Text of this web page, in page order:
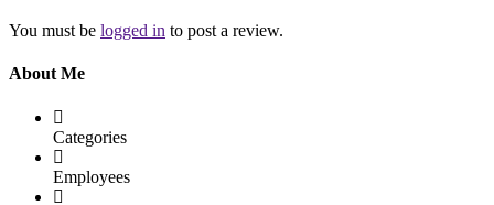
You must be logged in to post a review.
About Me
Categories
Employees